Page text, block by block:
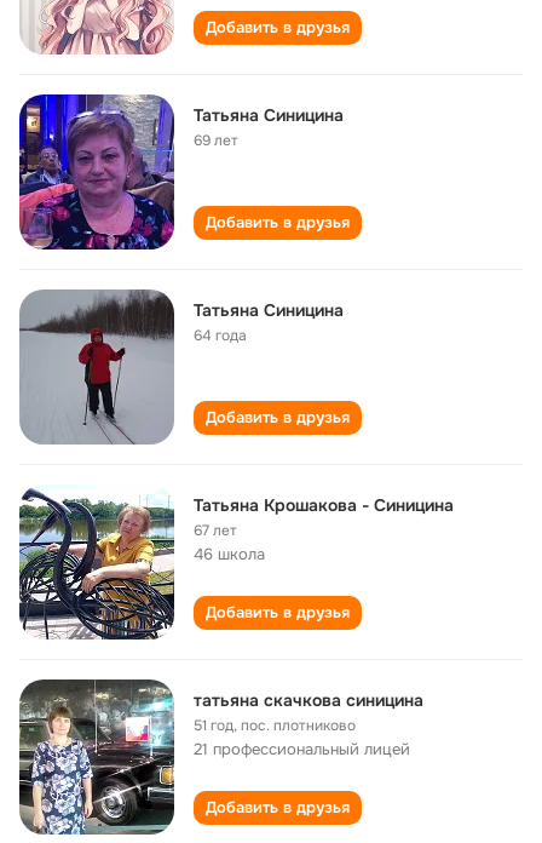
Добавить в друзья
Татьяна Синицина
69 лет
Добавить в друзья
Татьяна Синицина
64 года
Добавить в друзья
Татьяна Крошакова - Синицина
67 лет
46 школа
Добавить в друзья
тaтьянa скaчковa синицинa
51 год,пос. плотниково
21 профессиональный лицей
Добавить в друзья